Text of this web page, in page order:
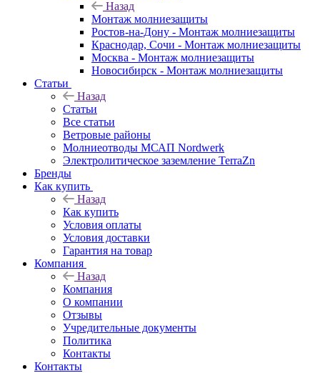
Назад
Монтаж молниезащиты
Ростов-на-Дону - Монтаж молниезащиты
Краснодар, Сочи - Монтаж молниезащиты
Москва - Монтаж молниезащиты
Новосибирск - Монтаж молниезащиты
Статьи
Назад
Статьи
Все статьи
Ветровые районы
Молниеотводы МСАП Nordwerk
Электролитическое заземление TerraZn
Бренды
Как купить
Назад
Как купить
Условия оплаты
Условия доставки
Гарантия на товар
Компания
Назад
Компания
О компании
Отзывы
Учредительные документы
Политика
Контакты
Контакты